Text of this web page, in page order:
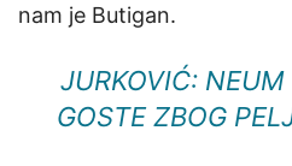
nam je Butigan.
JURKOVIĆ:
GOSTE ZBOG